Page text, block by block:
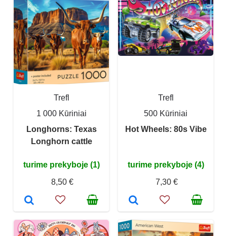
Trefl
1 000 Kūriniai
Longhorns: Texas
Longhorn cattle
turime prekyboje (1)
8,50 €
Trefl
500 Kūriniai
Hot Wheels: 80s Vibe
turime prekyboje (4)
7,30 €